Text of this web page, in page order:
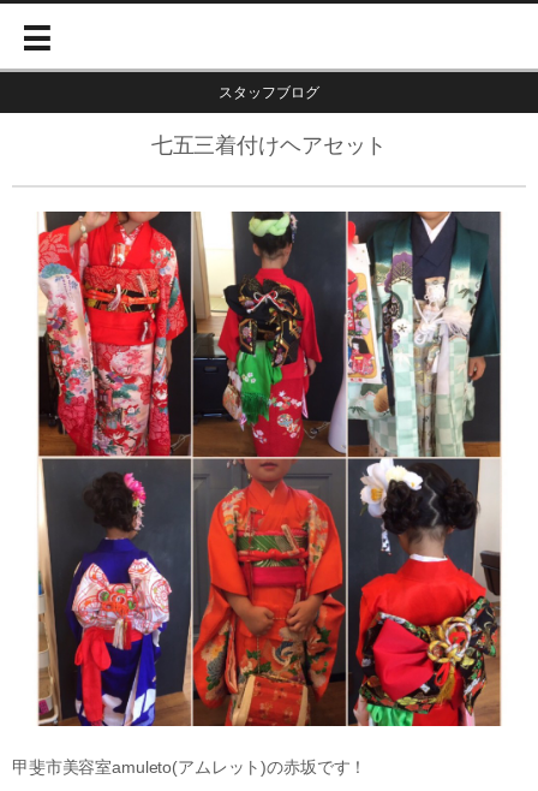
スタッフブログ
七五三着付けヘアセット
甲斐市美容室amuleto(アムレット)の赤坂です！